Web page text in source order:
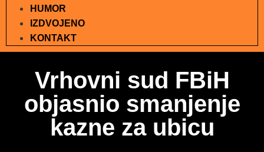
HUMOR
IZDVOJENO
KONTAKT
Vrhovni sud FBiH
objasnio smanjenje
kazne za ubicu